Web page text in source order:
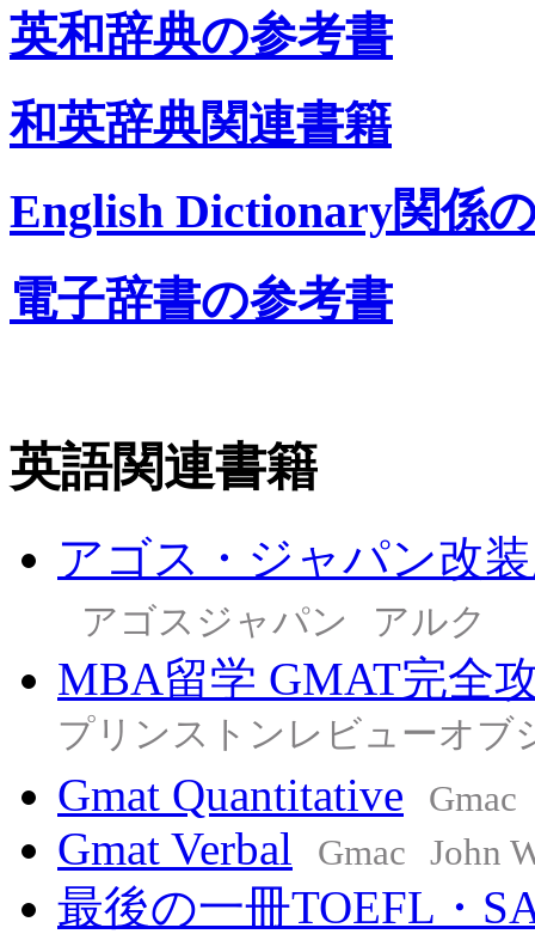
英和辞典の参考書
和英辞典関連書籍
English Dictionary関係
電子辞書の参考書
英語関連書籍
アゴス・ジャパン改
アゴスジャパン アルク
MBA留学 GMAT完全
プリンストンレビューオブ
Gmat Quantitative
Gmac
Gmat Verbal Gmac John
最後の一冊TOEFL・